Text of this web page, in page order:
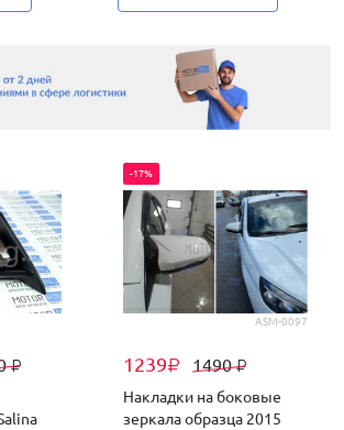
₽
ASM-0097
1239₽ 1490₽
-17%
Накладки на боковые
зеркала образца 2015